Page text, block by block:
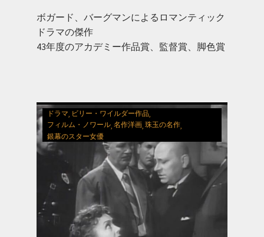
ボガード、バーグマンによるロマンティック
ドラマの傑作
43年度のアカデミー作品賞、監督賞、脚色賞
ドラマ ビリー・ワイルダー作品
フィルム・ノワール 名作洋画 珠玉の名作
銀幕のスター女優